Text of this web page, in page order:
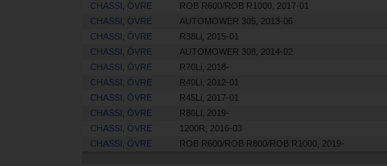
CHASSI, ÖVRE ROB R600/ROB R1000, 2017-01
CHASSI, ÖVRE
AUTOMOWER 305, 2013-06
CHASSI, ÖVRE
R38Li, 2015-01
CHASSI, ÖVRE
AUTOMOWER 308, 2014-02
CHASSI, ÖVRE
R70Li, 2018-
CHASSI, ÖVRE
R40Li, 2012-01
CHASSI, ÖVRE
R45Li, 2017-01
CHASSI, ÖVRE
R80Li, 2019-
CHASSI, ÖVRE
1200R, 2016-03
CHASSI, ÖVRE
ROB R600/ROB R800/ROB R1000, 2019-